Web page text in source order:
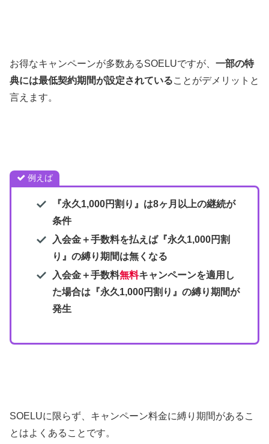
お得なキャンペーンが多数あるSOELUですが、 一部の特
典には最低契約期間が設定されていることがデメリットと
言えます。
例えば
『永久1,000円割り』は8ヶ月以上の継続が
条件
入会金＋手数料を払えば『永久1,000円割
り』 の縛り期間は無くなる
入会金＋手数料無料キャンペーンを適用し
た場合は 『永久1,000円割り』 の縛り期間が
発生
SOELUに限らず、キャンペーン料金に縛り期間があるこ
とはよくあることです。